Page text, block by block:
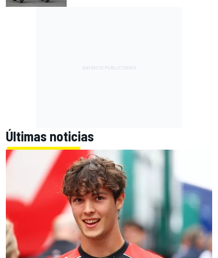
Últimas noticias